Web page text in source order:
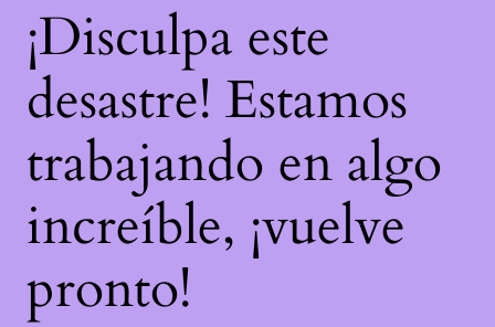
¡Disculpa este
desastre! Estamos
trabajando en algo
increíble, ¡vuelve
pronto!